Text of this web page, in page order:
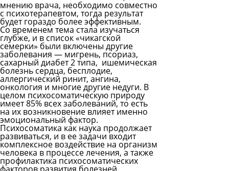
мнению врача, необходимо совместно
с психотерапевтом, тогда результат
будет гораздо более эффективным.
Со временем тема стала изучаться
глубже, и в список «чикагской
семерки» были включены другие
заболевания — мигрень, псориаз,
сахарный диабет 2 типа, ишемическая
болезнь сердца, бесплодие,
аллергический ринит, ангина,
онкология и многие другие недуги. В
целом психосоматическую природу
имеет 85% всех заболеваний, то есть
на их возникновение влияет именно
эмоциональный фактор.
Психосоматика как наука продолжает
развиваться, и в ее задачи входит
комплексное воздействие на организм
человека в процессе лечения, а также
профилактика психосоматических